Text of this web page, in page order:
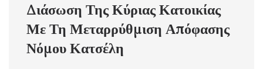
Διάσωση Της Κύριας Κατοικίας
Με Τη Μεταρρύθμιση Απόφασης
Νόμου Κατσέλη